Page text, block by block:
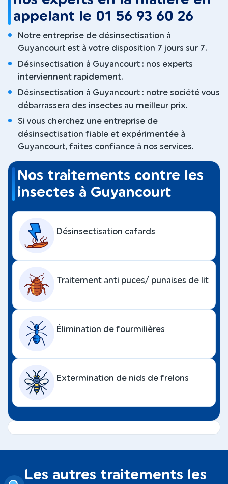
appelant le 01 56 93 60 26
Notre entreprise de désinsectisation à
Guyancourt est à votre disposition 7 jours sur 7.
Désinsectisation à Guyancourt : nos experts
interviennent rapidement.
Désinsectisation à Guyancourt : notre société vous
débarrassera des insectes au meilleur prix.
Si vous cherchez une entreprise de
désinsectisation fiable et expérimentée à
Guyancourt, faites confiance à nos services.
Nos traitements contre les
insectes à Guyancourt
Désinsectisation cafards
Traitement anti puces/ punaises de lit
Élimination de fourmilières
Extermination de nids de frelons
Les autres traitements les